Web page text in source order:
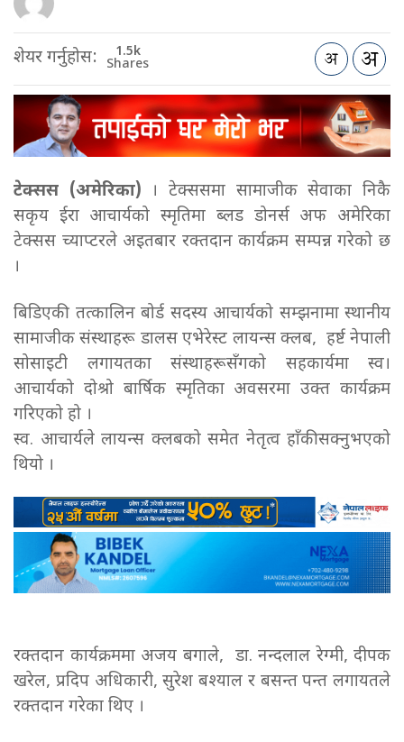
शेयर गर्नुहोस: 1.5k
Shares
टेक्सस (अमेरिका) । टेक्ससमा सामाजीक सेवाका निकै
सकृय ईरा आचार्यको स्मृतिमा ब्लड डोनर्स अफ अमेरिका
टेक्सस च्याप्टरले अइतबार रक्तदान कार्यक्रम सम्पन्न गरेको छ
।
बिडिएकी तत्कालिन बोर्ड सदस्य आचार्यको सम्झनामा स्थानीय
सामाजीक संस्थाहरू डालस एभेरेस्ट लायन्स क्लब, हर्ष्ट नेपाली
सोसाइटी लगायतका संस्थाहरूसँगको सहकार्यमा स्व।
आचार्यको दोश्रो बार्षिक स्मृतिका अवसरमा उक्त कार्यक्रम
गरिएको हो ।
स्व. आचार्यले लायन्स क्लबको समेत नेतृत्व हाँकीसक्नुभएको
थियो ।
रक्तदान कार्यक्रममा अजय बगाले, डा. नन्दलाल रेग्मी, दीपक
खरेल, प्रदिप अधिकारी, सुरेश बश्याल र बसन्त पन्त लगायतले
रक्तदान गरेका थिए ।